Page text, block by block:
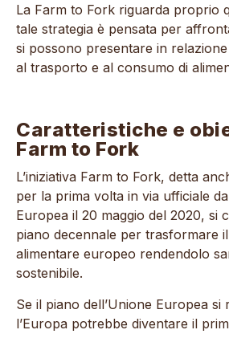
La Farm to Fork riguarda proprio
tale strategia è pensata per
si possono presentare in
al trasporto e al consumo di
Caratteristiche e
Farm to Fork
L’iniziativa Farm to Fork, detta
per la prima volta in via ufficiale
Europea il 20 maggio del 2020, si
piano decennale per trasformare
alimentare europeo rendendolo
sostenibile.
Se il piano dell’Unione Europea si
l’Europa potrebbe diventare il